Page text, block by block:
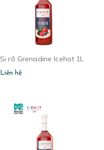
Si rô Grenadine Icehot 1L
Liên hệ